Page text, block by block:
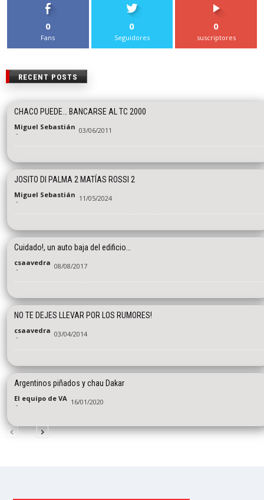
0
Fans
0
Seguidores
0
suscriptores
RECENT POSTS
CHACO PUEDE… BANCARSE AL TC 2000
Miguel Sebastián
- 03/06/2011
JOSITO DI PALMA 2 MATÍAS ROSSI 2
Miguel Sebastián
- 11/05/2024
Cuidado!, un auto baja del edificio…
csaavedra
- 08/08/2017
NO TE DEJES LLEVAR POR LOS RUMORES!
csaavedra
- 03/04/2014
Argentinos piñados y chau Dakar
El equipo de VA
- 16/01/2020